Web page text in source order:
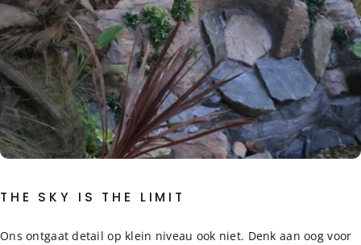
THE SKY IS THE LIMIT
Ons ontgaat detail op klein niveau ook niet. Denk aan oog voor